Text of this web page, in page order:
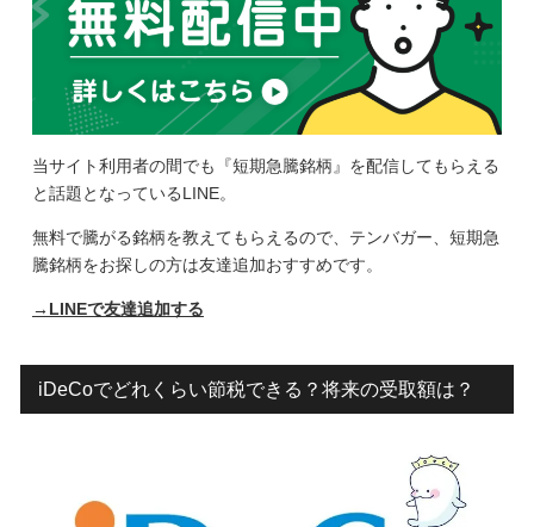
当サイト利用者の間でも『短期急騰銘柄』を配信してもらえる
と話題となっているLINE。
無料で騰がる銘柄を教えてもらえるので、テンバガー、短期急
騰銘柄をお探しの方は友達追加おすすめです。
→LINEで友達追加する
iDeCoでどれくらい節税できる？将来の受取額は？